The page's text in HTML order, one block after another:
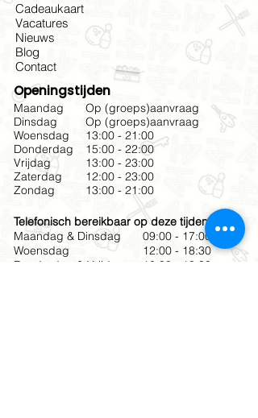
Cadeaukaart
Vacatures
Nieuws
Blog
Contact
Openingstijden
Op (groeps)aanvraag
Op (groeps)aanvraag
13:00 - 21:00
15:00 - 22:00
13:00 - 23:00
12:00 - 23:00
13:00 - 21:00
Maandag
Dinsdag
Woensdag
Donderdag
Vrijdag
Zaterdag
Zondag
Telefonisch bereikbaar op deze tijden
Maandag & Dinsdag
Woensdag
Donderdag & Vrijdag
09:00 - 17:00
12:00 - 18:30
10:00 - 18:30